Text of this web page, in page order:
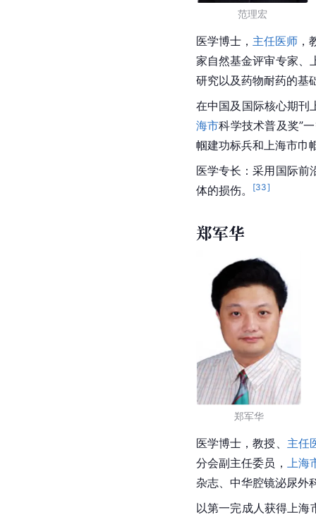
范理宏
医学博士 ， 主任医师
家自然基金评审专家、
研究以及药物耐药的基
在中国及国际核心期刊
海市科学技术普及奖”
帼建功标兵和上海市巾
医学专长：采用国际前
体的损伤。
[33]
郑军华
郑军华
医学博士 ，教授、 主任
分会副主任委员，
上海
杂志、中华腔镜泌尿外
以第一完成人获得 上海